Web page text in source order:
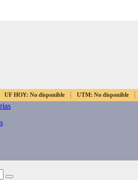
UF HOY: No disponible UTM: No disponible